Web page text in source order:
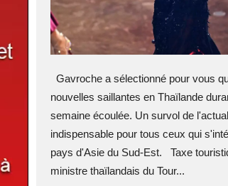
Gavroche a sélectionné pour vous
nouvelles saillantes en Thaïlande
semaine écoulée. Un survol de
indispensable pour tous ceux qui
pays d'Asie du Sud-Est. Taxe
ministre thaïlandais du Tour...